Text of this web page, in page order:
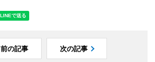
前の記事 次の記事